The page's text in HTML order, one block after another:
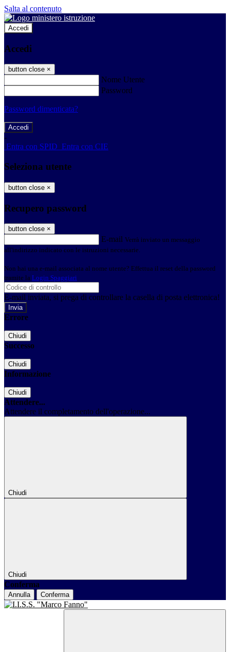
Salta al contenuto
Accedi
Accedi
button close ×
Nome Utente
Password
Password dimenticata?
-
Entra con SPID Entra con CIE
Seleziona utente
button close ×
Recupero password
button close ×
E-mail Verrà inviato un messaggio
all'indirizzo indicato con le istruzioni necessarie.
Non hai una e-mail associata al nome utente? Effettua il reset della password
tramite la Login Spaggiari
E-mail inviata, si prega di controllare la casella di posta elettronica!
Errore
Chiudi
Successo
Chiudi
Informazione
Chiudi
Attendere...
Attendere il completamento dell'operazione...
Chiudi
Chiudi
Conferma
Annulla Conferma